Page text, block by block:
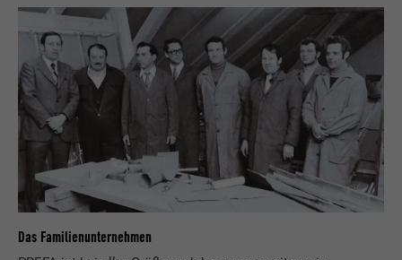
Das Familienunternehmen